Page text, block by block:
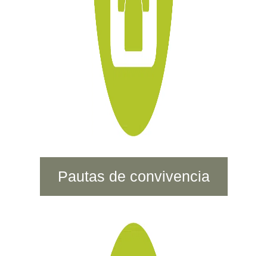
Pautas de convivencia